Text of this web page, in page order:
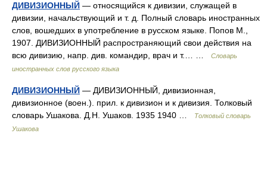
ДИВИЗИОННЫЙ — относящийся к дивизии, служащей в
дивизии, начальствующий и т. д. Полный словарь иностранных
слов, вошедших в употребление в русском языке. Попов М.,
1907. ДИВИЗИОННЫЙ распространяющий свои действия на
всю дивизию, напр. див. командир, врач и т.… …
Словарь
иностранных слов русского языка
ДИВИЗИОННЫЙ — ДИВИЗИОННЫЙ, дивизионная,
дивизионное (воен.). прил. к дивизион и к дивизия. Толковый
словарь Ушакова. Д.Н. Ушаков. 1935 1940 …
Толковый словарь
Ушакова